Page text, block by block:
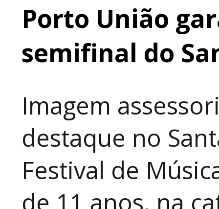
Porto União
semifinal do
Imagem
destaque no
Festival de
de 11 anos, na